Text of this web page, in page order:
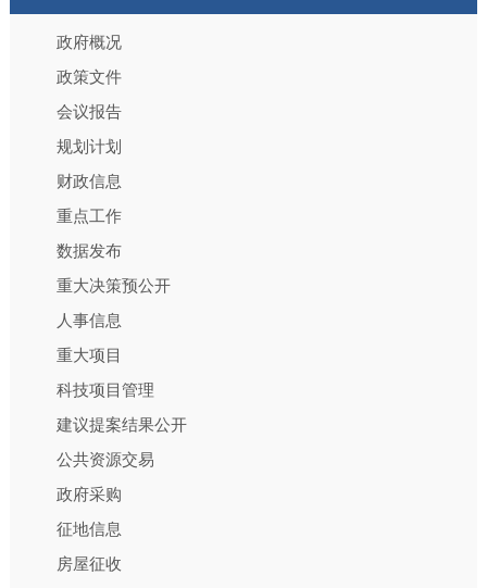
政府概况
政策文件
会议报告
规划计划
财政信息
重点工作
数据发布
重大决策预公开
人事信息
重大项目
科技项目管理
建议提案结果公开
公共资源交易
政府采购
征地信息
房屋征收